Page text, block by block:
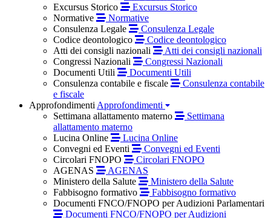
Excursus Storico
Excursus Storico
Normative
Normative
Consulenza Legale
Consulenza Legale
Codice deontologico
Codice deontologico
Atti dei consigli nazionali
Atti dei consigli nazionali
Congressi Nazionali
Congressi Nazionali
Documenti Utili
Documenti Utili
Consulenza contabile e fiscale
Consulenza contabile
e fiscale
Approfondimenti Approfondimenti
Settimana allattamento materno
Settimana
allattamento materno
Lucina Online
Lucina Online
Convegni ed Eventi
Convegni ed Eventi
Circolari FNOPO
Circolari FNOPO
AGENAS
AGENAS
Ministero della Salute
Ministero della Salute
Fabbisogno formativo
Fabbisogno formativo
Documenti FNCO/FNOPO per Audizioni Parlamentari
Documenti FNCO/FNOPO per Audizioni